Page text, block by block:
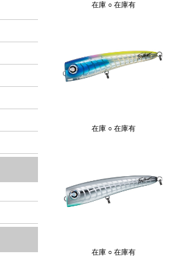
在庫 ○ 在庫有
在庫 ○ 在庫有
在庫 ○ 在庫有